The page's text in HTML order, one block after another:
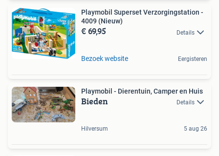
Playmobil Superset Verzorgingstation -
4009 (Nieuw)
€ 69,95 Details
Bezoek website Eergisteren
Playmobil - Dierentuin, Camper en Huis
Bieden Details
Hilversum 5 aug 26